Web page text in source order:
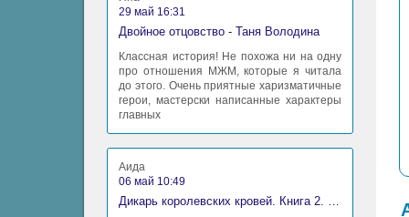
29 май 16:31
Двойное отцовство - Таня Володина
Классная история! Не похожа ни на одну
про отношения МЖМ, которые я читала
до этого. Очень приятные харизматичные
герои, мастерски написанные характеры
главных
Аида
06 май 10:49
Дикарь королевских кровей. Книга 2. Леди-фаворитка - Анна Сергеевна Гаврилова